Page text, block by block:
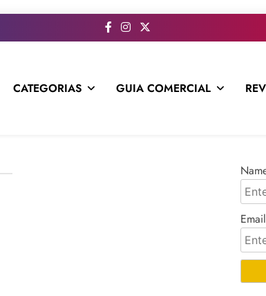
CATEGORIAS GUIA COMERCIAL
Email